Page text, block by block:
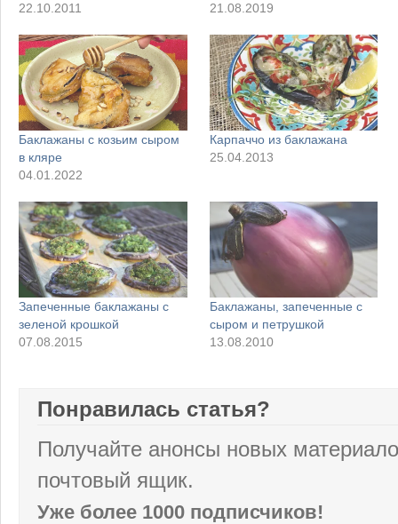
22.10.2011
21.08.2019
Баклажаны с козьим сыром
в кляре
04.01.2022
Карпаччо из баклажана
25.04.2013
Запеченные баклажаны с
зеленой крошкой
07.08.2015
Баклажаны, запеченные с
сыром и петрушкой
13.08.2010
Понравилась статья?
Получайте анонсы новых
почтовый ящик.
Уже более 1000 подписчиков!